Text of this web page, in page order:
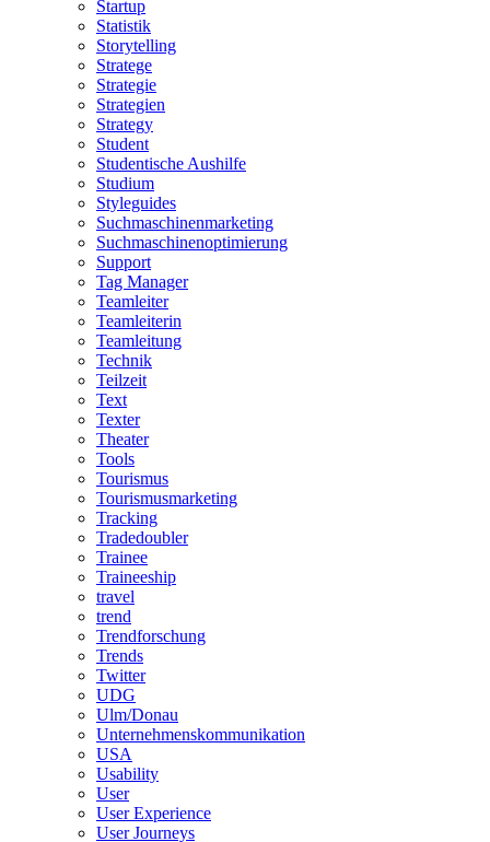
Startup
Statistik
Storytelling
Stratege
Strategie
Strategien
Strategy
Student
Studentische Aushilfe
Studium
Styleguides
Suchmaschinenmarketing
Suchmaschinenoptimierung
Support
Tag Manager
Teamleiter
Teamleiterin
Teamleitung
Technik
Teilzeit
Text
Texter
Theater
Tools
Tourismus
Tourismusmarketing
Tracking
Tradedoubler
Trainee
Traineeship
travel
trend
Trendforschung
Trends
Twitter
UDG
Ulm/Donau
Unternehmenskommunikation
USA
Usability
User
User Experience
User Journeys